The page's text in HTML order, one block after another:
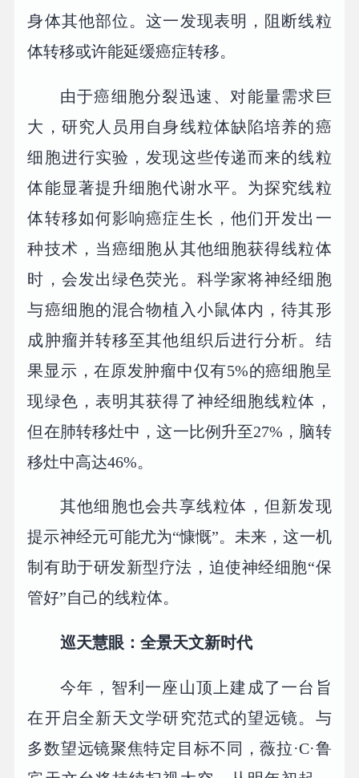
身体其他部位。这一发现表明，阻断线粒
体转移或许能延缓癌症转移。
由于癌细胞分裂迅速、对能量需求巨
大，研究人员用自身线粒体缺陷培养的癌
细胞进行实验，发现这些传递而来的线粒
体能显著提升细胞代谢水平。为探究线粒
体转移如何影响癌症生长，他们开发出一
种技术，当癌细胞从其他细胞获得线粒体
时，会发出绿色荧光。科学家将神经细胞
与癌细胞的混合物植入小鼠体内，待其形
成肿瘤并转移至其他组织后进行分析。结
果显示，在原发肿瘤中仅有5%的癌细胞呈
现绿色，表明其获得了神经细胞线粒体，
但在肺转移灶中，这一比例升至27%，脑转
移灶中高达46%。
其他细胞也会共享线粒体，但新发现
提示神经元可能尤为“慷慨”。未来，这一机
制有助于研发新型疗法，迫使神经细胞“保
管好”自己的线粒体。
巡天慧眼：全景天文新时代
今年，智利一座山顶上建成了一台旨
在开启全新天文学研究范式的望远镜。与
多数望远镜聚焦特定目标不同，薇拉·C·鲁